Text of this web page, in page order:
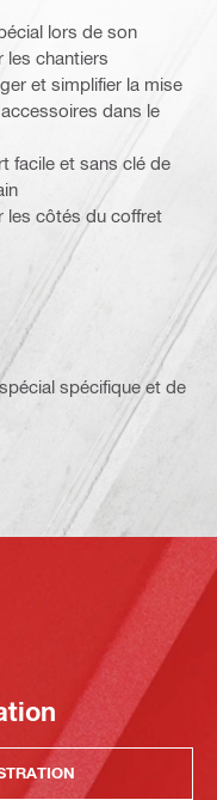
lors de son
chantiers
et simplifier la mise
dans le
facile et sans clé de
les côtés du coffret
spécifique et de